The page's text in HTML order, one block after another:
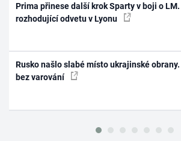
Prima přinese další krok Sparty v boji o
rozhodující odvetu v Lyonu
Rusko našlo slabé místo ukrajinské
bez varování